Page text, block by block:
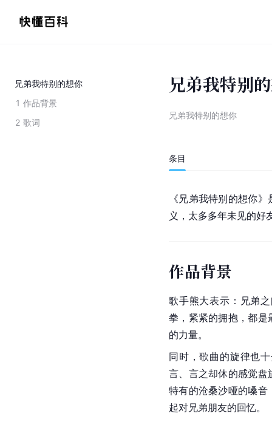
兄弟我特别的想你
1 作品背景
2 歌词
兄弟我特别
兄弟我特别的想你
条目
《兄弟我特别的想你
义，太多多年未见的好
作品背景
歌手熊大表示：兄弟
拳，紧紧的拥抱，都是
的力量。
同时，歌曲的旋律也
言、言之却休的感觉盘
特有的沧桑沙哑的嗓音
起对兄弟朋友的回忆。